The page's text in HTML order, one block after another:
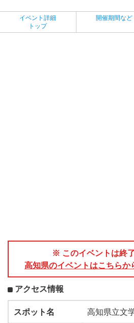
イベント詳細
トップ
開催期間など
※ このイベントは終
高知県のイベントはこちらか
アクセス情報
スポット名
高知県立文